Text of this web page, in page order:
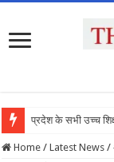
प्रदेश के सभी उच्च
Home / Latest News /